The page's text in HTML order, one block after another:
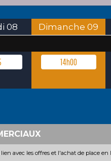
08 Dimanche 09
14h00
avec les offres et l'achat de place en